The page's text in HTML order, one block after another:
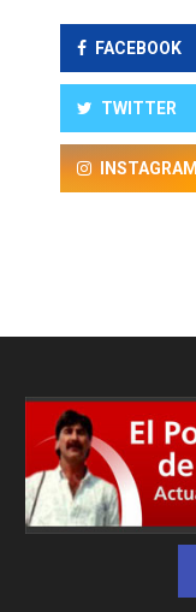
FACEBOOK
TWITTER
INSTAGRAM